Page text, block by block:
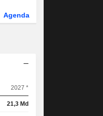
Agenda
2027 *
21,3 Md